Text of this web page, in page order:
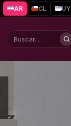
AR CL UY